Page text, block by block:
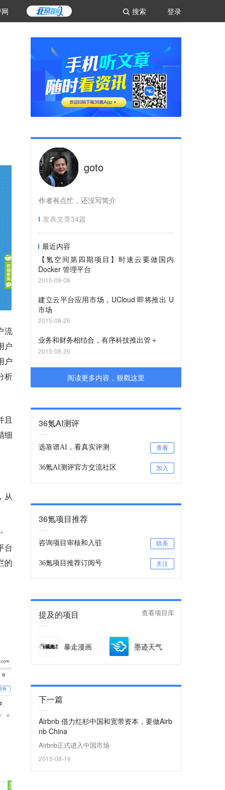
登录
搜索
流
户
户
析
且
细
从
台
的
goto
作者有点忙，还没写简介
发表文章34篇
最近内容
【氪空间第四期项目】时速云要做国内
Docker 管理平台
2015-09-08
建立云平台应用市场，UCloud 即将推出 U
市场
2015-08-26
业务和财务相结合，有序科技推出管＋
2015-08-26
阅读更多内容，狠戳这里
36氪AI测评
选靠谱AI，看真实评测 查看
36氪AI测评官方交流社区 加入
36氪项目推荐
咨询项目审核和入驻 联系
36氪项目推荐订阅号 关注
提及的项目 查看项目库
暴走漫画 墨迹天气
下一篇
Airbnb 借力红杉中国和宽带资本，要做Airb
nb China
Airbnb正式进入中国市场
2015-08-19